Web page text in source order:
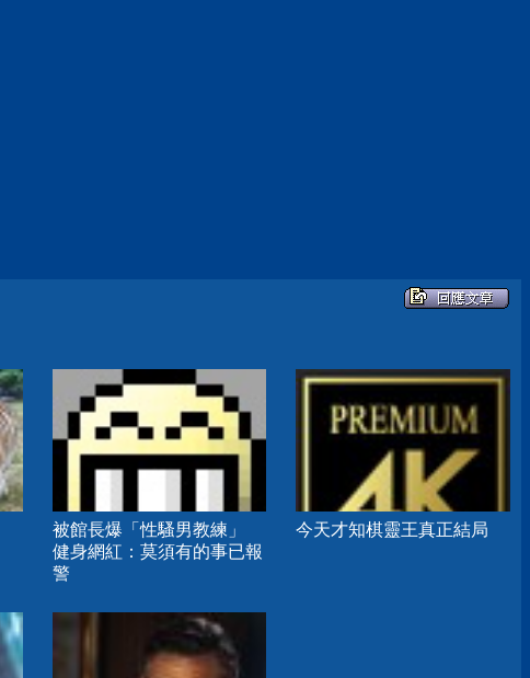
被館長爆「性騷男教練」
健身網紅：莫須有的事已報
警
今天才知棋靈王真正結局